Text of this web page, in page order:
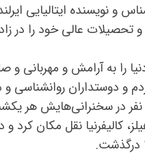
زاده‌ی ۱۸۹۸ روانشناس و
و تحصیلات عالی خود را در
را به آرامش و مهربانی
پرداخت، حدود ۱۳۰۰ الی ۱۵۰۰ نفر